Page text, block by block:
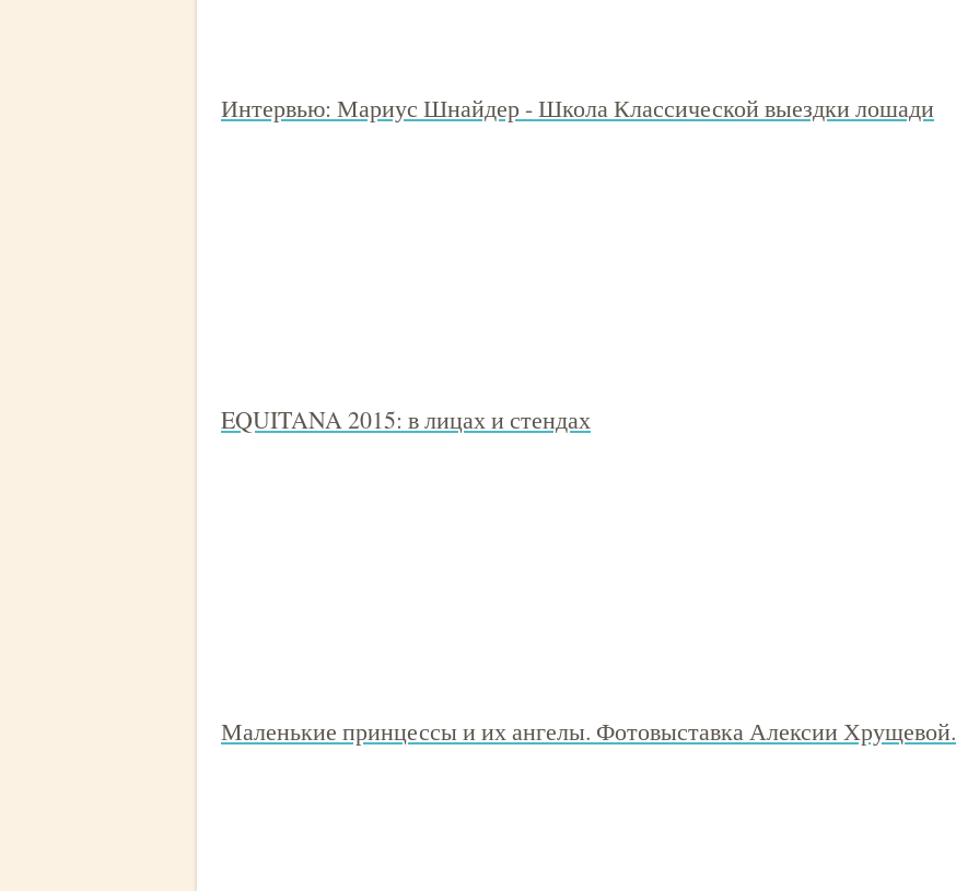
Интервью: Мариус Шнайдер - Школа Классической выездки лошади
EQUITANA 2015: в лицах и стендах
Маленькие принцессы и их ангелы. Фотовыставка Алексии Хрущевой.